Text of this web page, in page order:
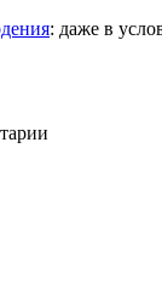
: даже в